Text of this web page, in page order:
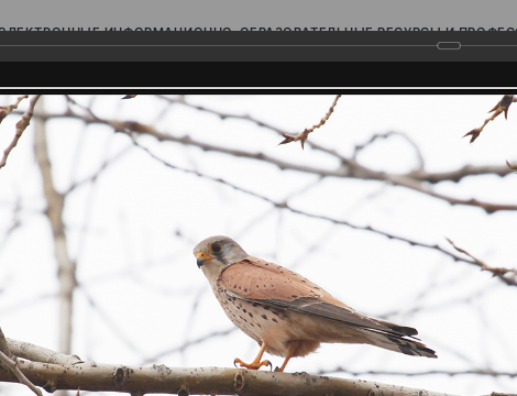
ИНФОРМАЦИОННО-ОБРАЗОВАТЕЛЬНЫЕ РЕСУРСЫ И
Поволжья